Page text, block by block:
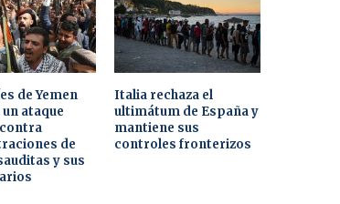
de Yemen
ataque
de
y sus
Italia rechaza el
ultimátum de España y
mantiene sus
controles fronterizos